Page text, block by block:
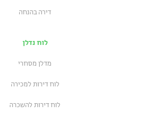
דירה בהנחה
לוח נדלן
מדלן מסחרי
לוח דירות למכירה
לוח דירות להשכרה